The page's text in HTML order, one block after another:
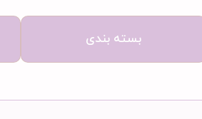
بسته بندی